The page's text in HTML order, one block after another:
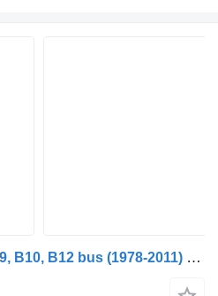
公共汽车 Volvo B6, B7, B9, B10, B12 bus (1978-2011) 的 加热器 Kormas B12B (01.97-12.11) U4856